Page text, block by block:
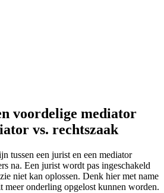
voordelige mediator
vs. rechtszaak
tussen een jurist en een mediator
na. Een jurist wordt pas ingeschakeld
niet kan oplossen. Denk hier met name
meer onderling opgelost kunnen worden.